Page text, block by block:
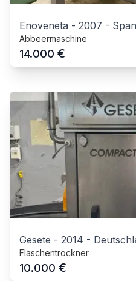
Enoveneta - 2007 -
Abbeermaschine
14.000 €
Gesete - 2014 -
Flaschentrockner
10.000 €